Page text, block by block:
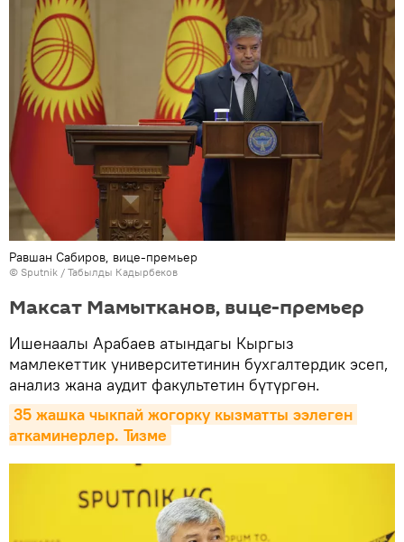
Равшан Сабиров, вице-премьер
© Sputnik / Табылды Кадырбеков
Максат Мамытканов, вице-премьер
Ишенаалы Арабаев атындагы Кыргыз
мамлекеттик университетинин бухгалтердик эсеп,
анализ жана аудит факультетин бүтүргөн.
35 жашка чыкпай жогорку кызматты ээлеген
аткаминерлер. Тизме